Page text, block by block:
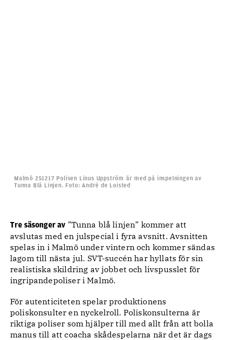
Malmö 251217 Polisen Linus Uppström är med på inspelningen av
Tunna Blå Linjen. Foto: André de Loisted
Tre säsonger av ”Tunna blå linjen” kommer att
avslutas med en julspecial i fyra avsnitt. Avsnitten
spelas in i Malmö under vintern och kommer sändas
lagom till nästa jul. SVT-succén har hyllats för sin
realistiska skildring av jobbet och livspusslet för
ingripandepoliser i Malmö.
För autenticiteten spelar produktionens
poliskonsulter en nyckelroll. Poliskonsulterna är
riktiga poliser som hjälper till med allt från att bolla
manus till att coacha skådespelarna när det är dags